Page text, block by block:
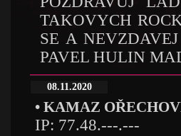
TAKOVYCH
SE A
PAVEL HULIN
08.11.2020
• KAMAZ
IP: 77.48.---.---